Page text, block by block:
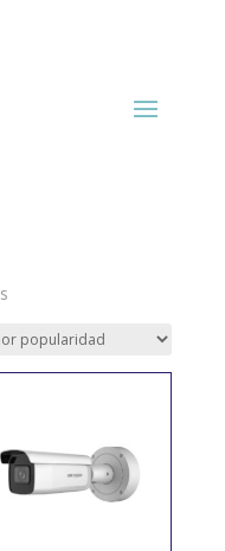
Ordenado
popularidad